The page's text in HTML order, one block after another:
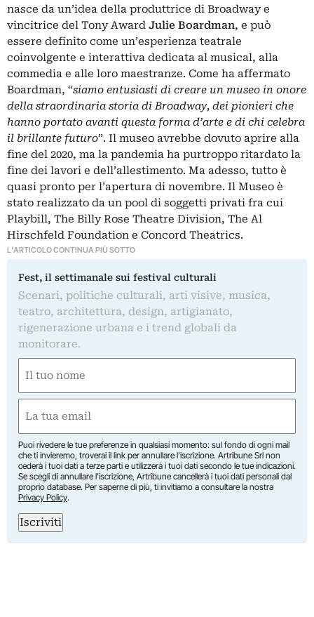
nasce da un’idea della produttrice di Broadway e
vincitrice del Tony Award Julie Boardman, e può
essere definito come un’esperienza teatrale
coinvolgente e interattiva dedicata al musical, alla
commedia e alle loro maestranze. Come ha affermato
Boardman, “siamo entusiasti di creare un museo in onore
della straordinaria storia di Broadway, dei pionieri che
hanno portato avanti questa forma d’arte e di chi celebra
il brillante futuro”. Il museo avrebbe dovuto aprire alla
fine del 2020, ma la pandemia ha purtroppo ritardato la
fine dei lavori e dell’allestimento. Ma adesso, tutto è
quasi pronto per l’apertura di novembre. Il Museo è
stato realizzato da un pool di soggetti privati fra cui
Playbill, The Billy Rose Theatre Division, The Al
Hirschfeld Foundation e Concord Theatrics.
L'ARTICOLO CONTINUA PIÙ SOTTO
Fest, il settimanale sui festival culturali
Scenari, politiche culturali, arti visive, musica,
teatro, architettura, design, artigianato,
rigenerazione urbana e i trend globali da
monitorare.
(Required)
First
(Required)
Puoi rivedere le tue preferenze in qualsiasi momento: sul fondo di ogni mail
che ti invieremo, troverai il link per annullare l’iscrizione. Artribune Srl non
cederà i tuoi dati a terze parti e utilizzerà i tuoi dati secondo le tue indicazioni.
Se scegli di annullare l’iscrizione, Artribune cancellerà i tuoi dati personali dal
proprio database. Per saperne di più, ti invitiamo a consultare la nostra
Privacy Policy.
Iscriviti